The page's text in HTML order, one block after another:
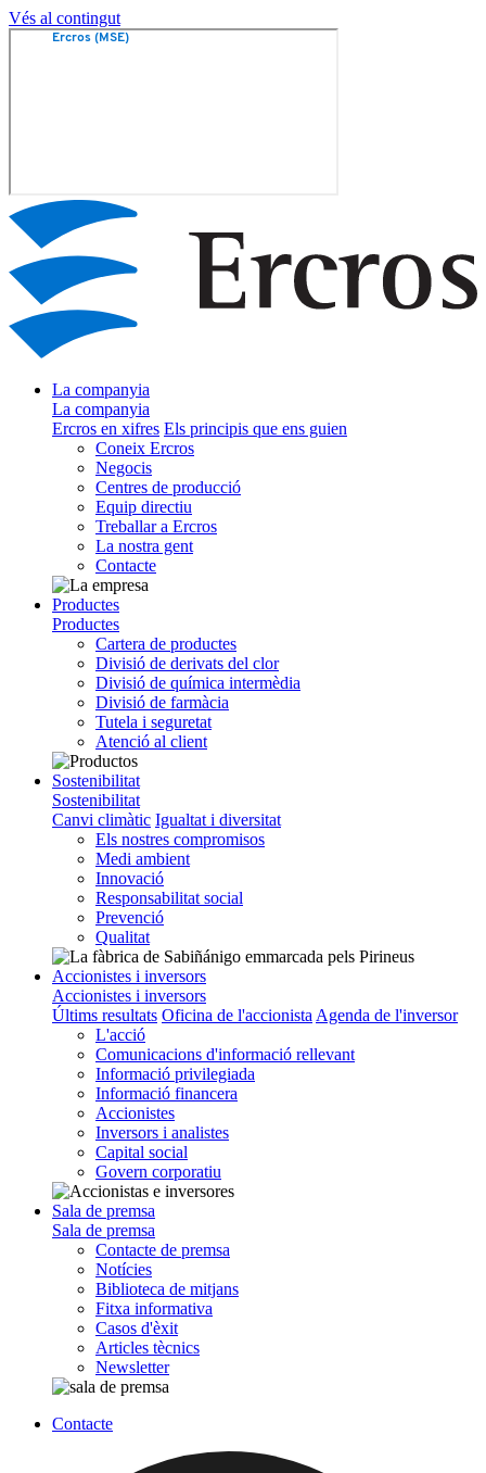
Vés al contingut
La companyia
La companyia
Ercros en xifres Els principis que ens guien
Coneix Ercros
Negocis
Centres de producció
Equip directiu
Treballar a Ercros
La nostra gent
Contacte
Productes
Productes
Cartera de productes
Divisió de derivats del clor
Divisió de química intermèdia
Divisió de farmàcia
Tutela i seguretat
Atenció al client
Sostenibilitat
Sostenibilitat
Canvi climàtic Igualtat i diversitat
Els nostres compromisos
Medi ambient
Innovació
Responsabilitat social
Prevenció
Qualitat
Accionistes i inversors
Accionistes i inversors
Últims resultats Oficina de l'accionista Agenda de l'inversor
L'acció
Comunicacions d'informació rellevant
Informació privilegiada
Informació financera
Accionistes
Inversors i analistes
Capital social
Govern corporatiu
Sala de premsa
Sala de premsa
Contacte de premsa
Notícies
Biblioteca de mitjans
Fitxa informativa
Casos d'èxit
Articles tècnics
Newsletter
Contacte